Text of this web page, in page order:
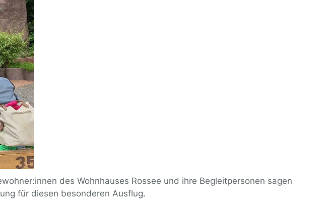
des Wohnhauses Rossee und ihre Begleitpersonen sagen
für diesen besonderen Ausflug.